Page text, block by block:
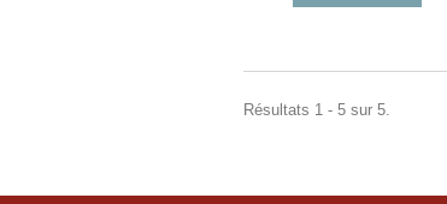
Résultats 1 - 5 sur 5.